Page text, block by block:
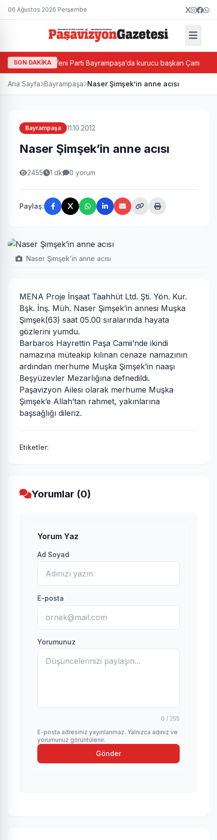
06 Ağustos 2026 Perşembe
SON DAKİKAYeni Parti Bayrampaşa’da kurucu başkan Çam
Ana Sayfa Bayrampaşa Naser Şimşek’in anne acısı
Bayrampaşa 11.10.2012
Naser Şimşek’in anne acısı
2455 1 dk 0 yorum
Paylaş:
Naser Şimşek’in anne acısı
MENA Proje İnşaat Taahhüt Ltd. Şti. Yön. Kur.
Bşk. İnş. Müh. Naser Şimşek’in annesi Muşka
Şimşek(63) saat 05.00 sıralarında hayata
gözlerini yumdu.
Barbaros Hayrettin Paşa Camii’nde ikindi
namazına müteakip kılınan cenaze namazının
ardından merhume Muşka Şimşek’in naaşı
Beşyüzevler Mezarlığına defnedildi.
Paşavizyon Ailesi olarak merhume Muşka
Şimşek’e Allah’tan rahmet, yakınlarına
başsağlığı dileriz.
Etiketler:
Yorumlar (0)
Yorum Yaz
Ad Soyad
E-posta
Yorumunuz
0 / 255
E-posta adresiniz yayınlanmaz. Yalnızca adınız ve
yorumunuz görüntülenir.
Gönder